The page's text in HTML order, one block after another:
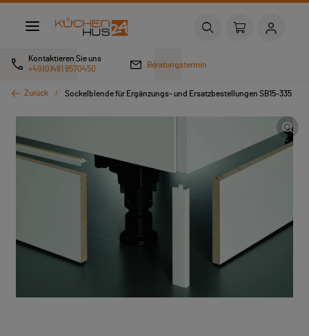
Kontaktieren Sie uns
+49 (0)461 9570450
Beratungstermin
Zurück Sockelblende für Ergänzungs- und Ersatzbestellungen SB15-335